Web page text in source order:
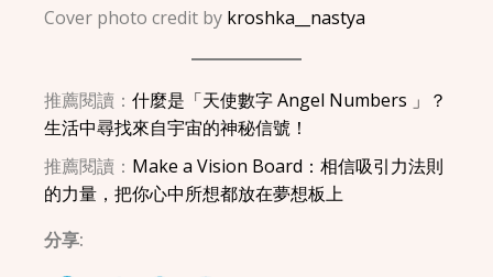
Cover photo credit by kroshka__nastya
推薦閱讀：什麼是「天使數字 Angel Numbers 」？
生活中尋找來自宇宙的神秘信號！
推薦閱讀： Make a Vision Board：相信吸引力法則
的力量，把你心中所想都放在夢想板上
分享: